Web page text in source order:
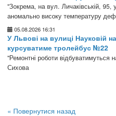
"Зокрема, на вул. Личаківській,
аномально високу температуру
05.08.2026 16:31
У Львові на вулиці Науковій
курсуватиме тролейбус №22
"Ремонтні роботи відбуватимуться
Сихова
« Повернутися назад